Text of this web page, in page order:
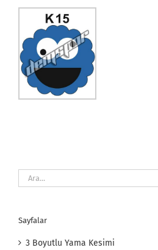
Ara:
Sayfalar
3 Boyutlu Yama Kesimi